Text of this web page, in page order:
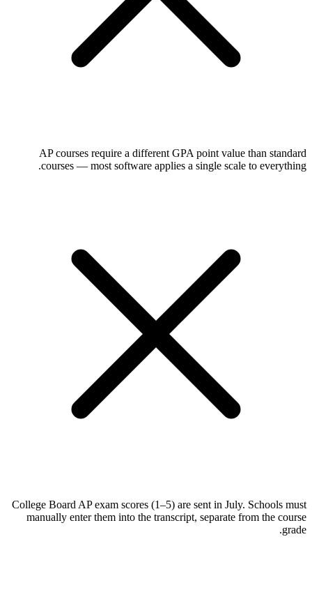
AP courses require a different GPA point value than standard
courses — most software applies a single scale to everything.
College Board AP exam scores (1–5) are sent in July. Schools must
manually enter them into the transcript, separate from the course
grade.